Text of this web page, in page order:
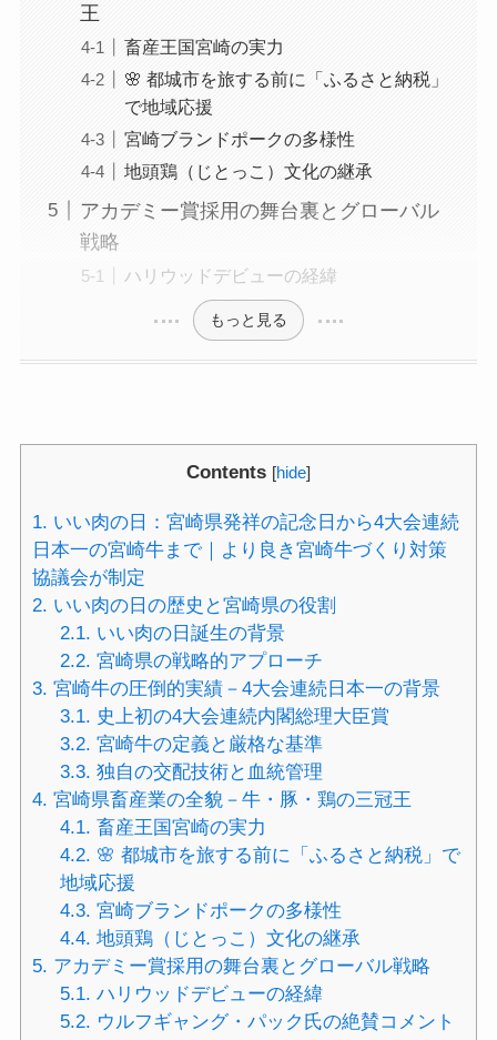
王
畜産王国宮崎の実力
🌸 都城市を旅する前に「ふるさと納税」
で地域応援
宮崎ブランドポークの多様性
地頭鶏（じとっこ）文化の継承
アカデミー賞採用の舞台裏とグローバル
戦略
ハリウッドデビューの経緯
もっと見る
Contents [hide]
1. いい肉の日：宮崎県発祥の記念日から4大会連続
日本一の宮崎牛まで｜より良き宮崎牛づくり対策
協議会が制定
2. いい肉の日の歴史と宮崎県の役割
2.1. いい肉の日誕生の背景
2.2. 宮崎県の戦略的アプローチ
3. 宮崎牛の圧倒的実績－4大会連続日本一の背景
3.1. 史上初の4大会連続内閣総理大臣賞
3.2. 宮崎牛の定義と厳格な基準
3.3. 独自の交配技術と血統管理
4. 宮崎県畜産業の全貌－牛・豚・鶏の三冠王
4.1. 畜産王国宮崎の実力
4.2. 🌸 都城市を旅する前に「ふるさと納税」で
地域応援
4.3. 宮崎ブランドポークの多様性
4.4. 地頭鶏（じとっこ）文化の継承
5. アカデミー賞採用の舞台裏とグローバル戦略
5.1. ハリウッドデビューの経緯
5.2. ウルフギャング・パック氏の絶賛コメント